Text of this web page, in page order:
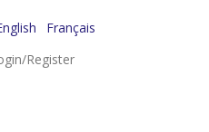
Français
Register